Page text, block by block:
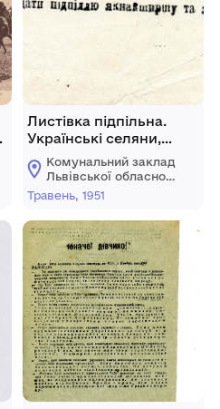
Листівка підпільна.
Українські селяни,
робітники, інтелігенти!
Комунальний заклад
Львівської обласної
ради "Львівський
історичний музей"
Травень, 1951